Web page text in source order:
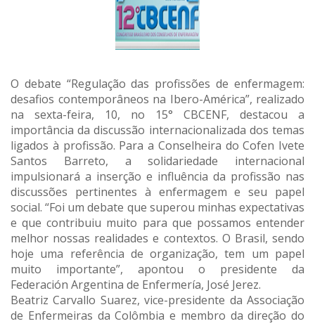
O debate “Regulação das profissões de enfermagem:
desafios contemporâneos na Ibero-América”, realizado
na sexta-feira, 10, no 15° CBCENF, destacou a
importância da discussão internacionalizada dos temas
ligados à profissão. Para a Conselheira do Cofen Ivete
Santos Barreto, a solidariedade internacional
impulsionará a inserção e influência da profissão nas
discussões pertinentes à enfermagem e seu papel
social. “Foi um debate que superou minhas expectativas
e que contribuiu muito para que possamos entender
melhor nossas realidades e contextos. O Brasil, sendo
hoje uma referência de organização, tem um papel
muito importante”, apontou o presidente da
Federación Argentina de Enfermería, José Jerez.
Beatriz Carvallo Suarez, vice-presidente da Associação
de Enfermeiras da Colômbia e membro da direção do